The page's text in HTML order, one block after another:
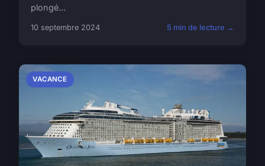
plongé...
10 septembre 2024 5 min de lecture →
VACANCE